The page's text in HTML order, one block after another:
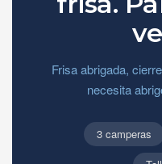
Frisa abrigada,
necesita
3 camperas